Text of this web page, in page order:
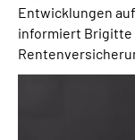
Leichte
Entwicklungen
informiert Brigitte